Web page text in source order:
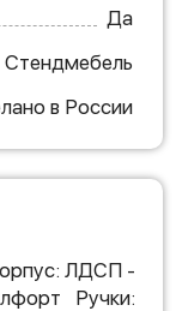
Да
Стендмебель
в России
ЛДСП -
Ручки: